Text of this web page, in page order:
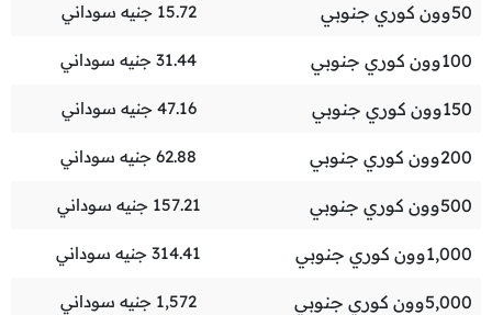
50وون كوري جنوبي 15.72 جنيه سوداني
100وون كوري جنوبي 31.44 جنيه سوداني
150وون كوري جنوبي 47.16 جنيه سوداني
200وون كوري جنوبي 62.88 جنيه سوداني
500وون كوري جنوبي 157.21 جنيه سوداني
1,000وون كوري جنوبي 314.41 جنيه سوداني
5,000وون كوري جنوبي 1,572 جنيه سوداني